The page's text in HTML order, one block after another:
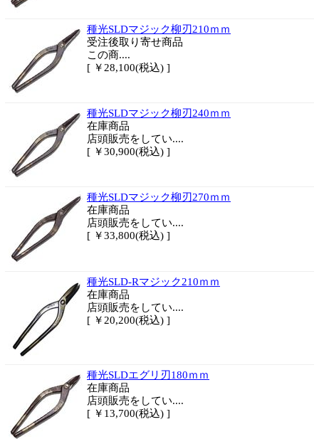
種光SLDマジック柳刃210ｍｍ
受注後取り寄せ商品
この商....
[ ￥28,100(税込) ]
種光SLDマジック柳刃240ｍｍ
在庫商品
店頭販売をしてい....
[ ￥30,900(税込) ]
種光SLDマジック柳刃270ｍｍ
在庫商品
店頭販売をしてい....
[ ￥33,800(税込) ]
種光SLD-Rマジック210ｍｍ
在庫商品
店頭販売をしてい....
[ ￥20,200(税込) ]
種光SLDエグリ刃180ｍｍ
在庫商品
店頭販売をしてい....
[ ￥13,700(税込) ]